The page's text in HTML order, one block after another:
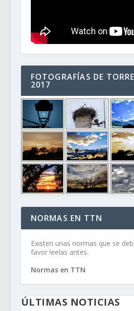
FOTOGRAFÍAS DE
2017
NORMAS EN TTN
Existen unas normas que se
favor leelas antes.
Normas en TTN
ÚLTIMAS NOTICIAS